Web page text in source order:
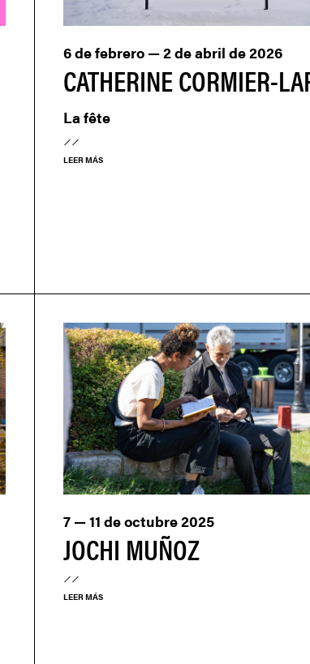
CATHERINE CORMIER-
6 de febrero — 2 de abril de 2026
La fête
LEER MÁS
JOCHI MUÑOZ
7 — 11 de octubre 2025
LEER MÁS